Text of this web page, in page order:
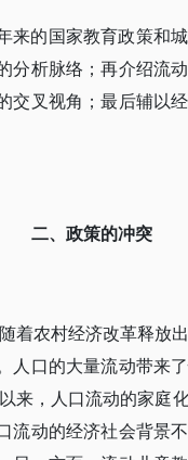
来的国家教育政策和
分析脉络；再介绍流
交叉视角；最后辅以
二、政策的冲突
着农村经济改革释放
人口的大量流动带来
来，人口流动的家庭
流动的经济社会背景